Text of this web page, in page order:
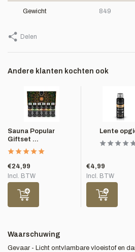
Gewicht 849
Delen
Andere klanten kochten ook
Sauna Popular
Giftset ...
€24,99
Incl. BTW
Lente
€4,99
Incl. BTW
Waarschuwing
Gevaar - Licht ontvlambare vloeistof en